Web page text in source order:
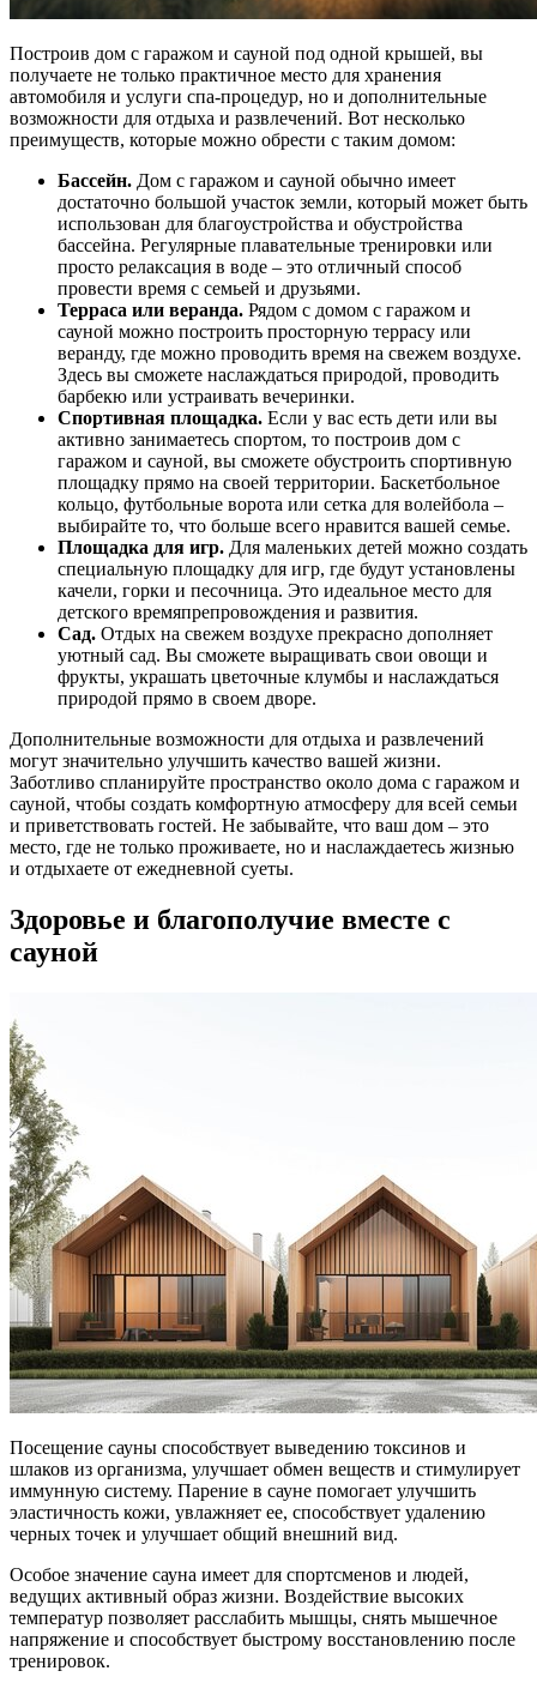
Построив дом с гаражом и сауной под одной крышей, вы
получаете не только практичное место для хранения
автомобиля и услуги спа-процедур, но и дополнительные
возможности для отдыха и развлечений. Вот несколько
преимуществ, которые можно обрести с таким домом:
Бассейн. Дом с гаражом и сауной обычно имеет
достаточно большой участок земли, который может быть
использован для благоустройства и обустройства
бассейна. Регулярные плавательные тренировки или
просто релаксация в воде – это отличный способ
провести время с семьей и друзьями.
Терраса или веранда. Рядом с домом с гаражом и
сауной можно построить просторную террасу или
веранду, где можно проводить время на свежем воздухе.
Здесь вы сможете наслаждаться природой, проводить
барбекю или устраивать вечеринки.
Спортивная площадка. Если у вас есть дети или вы
активно занимаетесь спортом, то построив дом с
гаражом и сауной, вы сможете обустроить спортивную
площадку прямо на своей территории. Баскетбольное
кольцо, футбольные ворота или сетка для волейбола –
выбирайте то, что больше всего нравится вашей семье.
Площадка для игр. Для маленьких детей можно создать
специальную площадку для игр, где будут установлены
качели, горки и песочница. Это идеальное место для
детского времяпрепровождения и развития.
Сад. Отдых на свежем воздухе прекрасно дополняет
уютный сад. Вы сможете выращивать свои овощи и
фрукты, украшать цветочные клумбы и наслаждаться
природой прямо в своем дворе.
Дополнительные возможности для отдыха и развлечений
могут значительно улучшить качество вашей жизни.
Заботливо спланируйте пространство около дома с гаражом и
сауной, чтобы создать комфортную атмосферу для всей семьи
и приветствовать гостей. Не забывайте, что ваш дом – это
место, где не только проживаете, но и наслаждаетесь жизнью
и отдыхаете от ежедневной суеты.
Здоровье и благополучие вместе с
сауной
Посещение сауны способствует выведению токсинов и
шлаков из организма, улучшает обмен веществ и стимулирует
иммунную систему. Парение в сауне помогает улучшить
эластичность кожи, увлажняет ее, способствует удалению
черных точек и улучшает общий внешний вид.
Особое значение сауна имеет для спортсменов и людей,
ведущих активный образ жизни. Воздействие высоких
температур позволяет расслабить мышцы, снять мышечное
напряжение и способствует быстрому восстановлению после
тренировок.